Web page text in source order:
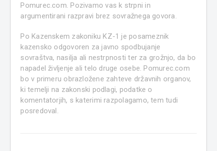
Pomurec.com. Pozivamo vas k strpni in
argumentirani razpravi brez sovražnega govora.
Po Kazenskem zakoniku KZ-1 je posameznik
kazensko odgovoren za javno spodbujanje
sovraštva, nasilja ali nestrpnosti ter za grožnjo, da bo
napadel življenje ali telo druge osebe. Pomurec.com
bo v primeru obrazložene zahteve državnih organov,
ki temelji na zakonski podlagi, podatke o
komentatorjih, s katerimi razpolagamo, tem tudi
posredoval.